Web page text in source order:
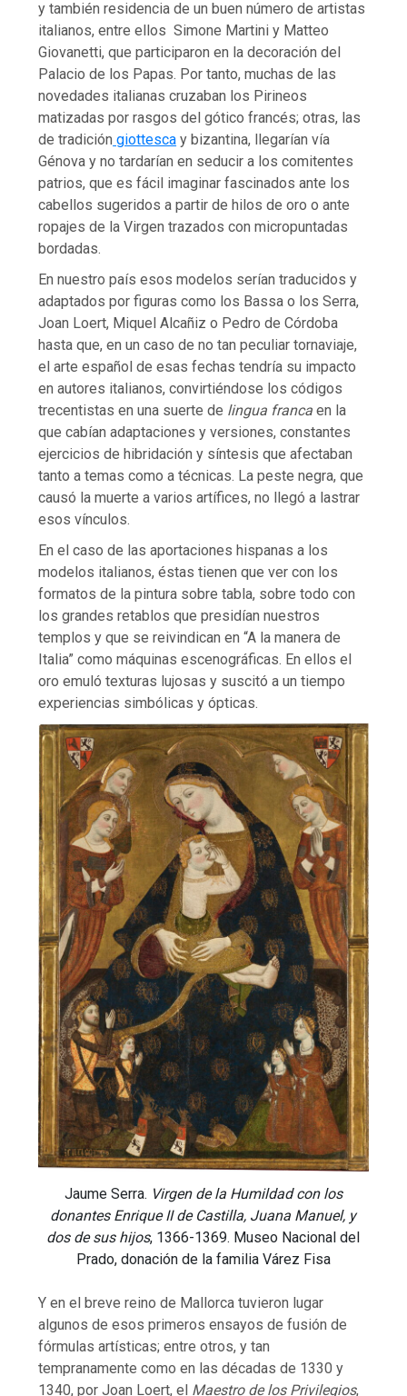
y también residencia de un buen número de artistas
italianos, entre ellos Simone Martini y Matteo
Giovanetti, que participaron en la decoración del
Palacio de los Papas. Por tanto, muchas de las
novedades italianas cruzaban los Pirineos
matizadas por rasgos del gótico francés; otras, las
de tradición giottesca y bizantina, llegarían vía
Génova y no tardarían en seducir a los comitentes
patrios, que es fácil imaginar fascinados ante los
cabellos sugeridos a partir de hilos de oro o ante
ropajes de la Virgen trazados con micropuntadas
bordadas.
En nuestro país esos modelos serían traducidos y
adaptados por figuras como los Bassa o los Serra,
Joan Loert, Miquel Alcañiz o Pedro de Córdoba
hasta que, en un caso de no tan peculiar tornaviaje,
el arte español de esas fechas tendría su impacto
en autores italianos, convirtiéndose los códigos
trecentistas en una suerte de lingua franca en la
que cabían adaptaciones y versiones, constantes
ejercicios de hibridación y síntesis que afectaban
tanto a temas como a técnicas. La peste negra, que
causó la muerte a varios artífices, no llegó a lastrar
esos vínculos.
En el caso de las aportaciones hispanas a los
modelos italianos, éstas tienen que ver con los
formatos de la pintura sobre tabla, sobre todo con
los grandes retablos que presidían nuestros
templos y que se reivindican en “A la manera de
Italia” como máquinas escenográficas. En ellos el
oro emuló texturas lujosas y suscitó a un tiempo
experiencias simbólicas y ópticas.
Jaume Serra. Virgen de la Humildad con los
donantes Enrique II de Castilla, Juana Manuel, y
dos de sus hijos, 1366-1369. Museo Nacional del
Prado, donación de la familia Várez Fisa
Y en el breve reino de Mallorca tuvieron lugar
algunos de esos primeros ensayos de fusión de
fórmulas artísticas; entre otros, y tan
tempranamente como en las décadas de 1330 y
1340, por Joan Loert, el Maestro de los Privilegios,